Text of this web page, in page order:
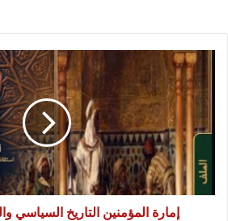
إمارة
المؤمنين
التاريخ
السياسي
والثقافة
الدستورية
إمارة المؤمنين التاريخ السياسي